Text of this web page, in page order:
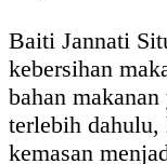
Baiti Jannati
kebersihan
bahan
terlebih dahulu,
kemasan